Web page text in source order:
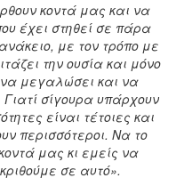
κοντά μας και να
έχει στηθεί σε πάρα
με τον τρόπο με
την ουσία και μόνο
μεγαλώσει και να
σίγουρα υπάρχουν
είναι τέτοιες και
περισσότεροι. Να το
μας κι εμείς να
σε αυτό».